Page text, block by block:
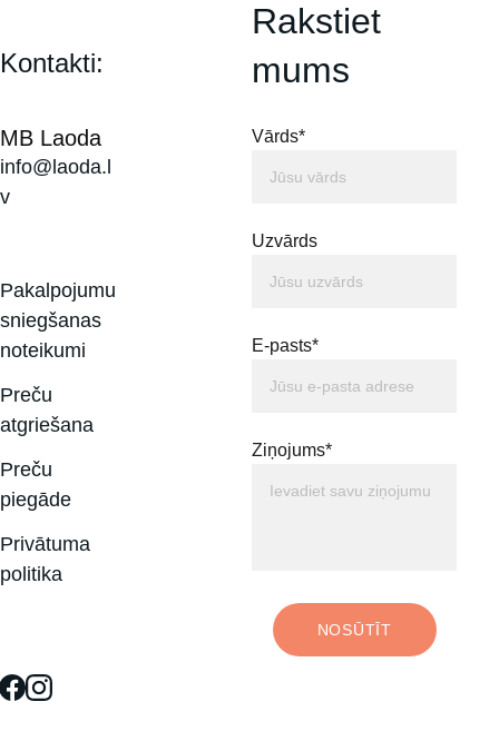
Rakstiet
mums
Vārds*
Uzvārds
E-pasts*
Ziņojums*
NOSŪTĪT
MB Laoda
Kontakti:
info@laoda.l
v
Pakalpojumu
sniegšanas
noteikumi
Preču
atgriešana
Preču
piegāde
Privātuma
politika